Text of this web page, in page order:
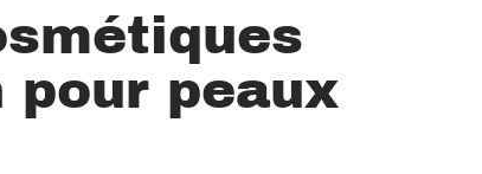
pour peaux